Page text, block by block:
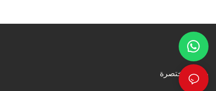
روابط مختصرة